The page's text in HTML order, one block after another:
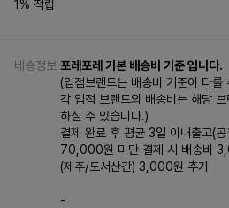
1% 적립
배송정보 포레포레 기본 배송비 기준 입니다.
(입점브랜드는 배송비 기준이 다를
각 입점 브랜드의 배송비는 해당
하실 수 있습니다.)
결제 완료 후 평균 3일 이내출고(공
70,000원 미만 결제 시 배송비
(제주/도서산간) 3,000원 추가
-